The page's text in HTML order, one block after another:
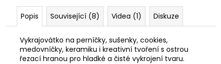
Popis Související (8) Videa (1) Diskuze
Vykrajovátko na perníčky, sušenky, cookies,
medovníčky, keramiku i kreativní tvoření s ostrou
řezací hranou pro hladké a čisté vykrojení tvaru.
VYKRAJOVÁTKA
ŠKOLA
#860
37